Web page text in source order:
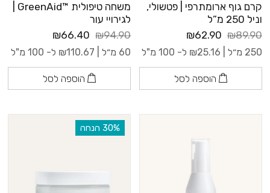
קרם גוף ארומתרפי | פטשולי,
וניל 250 מ”ל
₪89.90
₪62.90
250 מ״ל | ₪25.16 ל- 100 מ"ל
הוספה לסל
לגירויי עור
₪94.90
₪66.40
60 מ״ל | ₪110.67 ל- 100 מ"ל
הוספה לסל
‫30% הנחה